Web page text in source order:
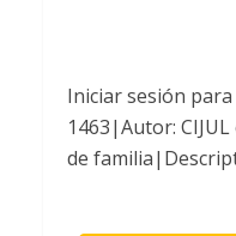
Iniciar sesión
1463|Autor:
de